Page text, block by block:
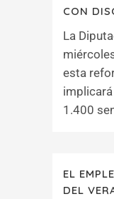
CON
La
esta
1.400
EL
DEL